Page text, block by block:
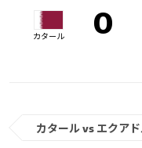
カタール 0
カタール vs エクア